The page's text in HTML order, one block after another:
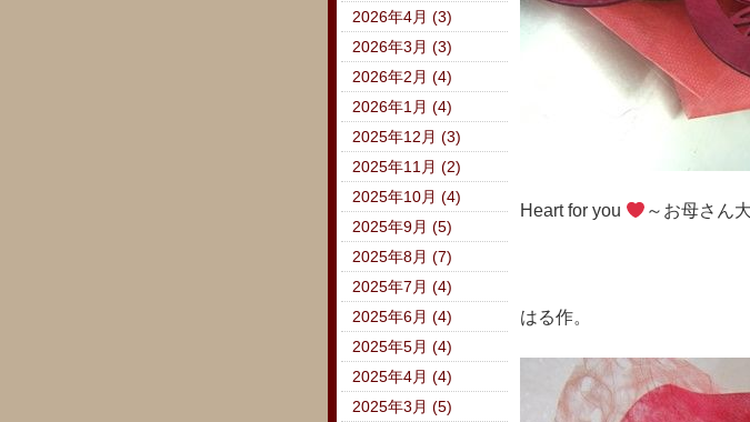
Heart for you ～お母さん
はる作。
2026年4月 (3)
2026年3月 (3)
2026年2月 (4)
2026年1月 (4)
2025年12月 (3)
2025年11月 (2)
2025年10月 (4)
2025年9月 (5)
2025年8月 (7)
2025年7月 (4)
2025年6月 (4)
2025年5月 (4)
2025年4月 (4)
2025年3月 (5)